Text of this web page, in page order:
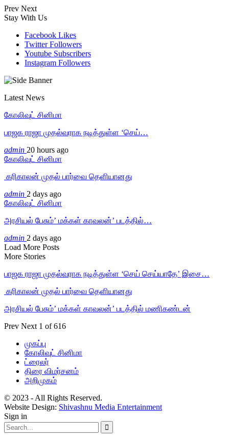
Prev Next
Stay With Us
Facebook Likes
Twitter Followers
Youtube Subscribers
Instagram Followers
Latest News
கோலிவுட் சினிமா
பாஜக ராஜா முதல்வராக நடித்துள்ள ‘செய்…
admin 20 hours ago
கோலிவுட் சினிமா
‎ கரிகாலன் முதல் பார்வை தெளியானது
admin 2 days ago
கோலிவுட் சினிமா
அரசியல் பேசும்’ மக்கள் காவலன்’ படத்தில்…
admin 2 days ago
Load More Posts
More Stories
பாஜக ராஜா முதல்வராக நடித்துள்ள ‘செய் செய்யாதே’ இசை…
‎ கரிகாலன் முதல் பார்வை தெளியானது
அரசியல் பேசும்’ மக்கள் காவலன்’ படத்தில் மணிகண்டன்
Prev Next 1 of 616
முகப்பு
கோலிவுட் சினிமா
ட்ரைலர்
திரை விமர்சனம்
அறிமுகம்
© 2023 - All Rights Reserved.
Website Design: Shivashnu Media Entertainment
Sign in